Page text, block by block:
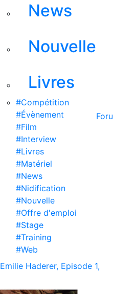
News
Nouvelle
Livres
#Compétition
#Évènement
#Film
#Interview
#Livres
#Matériel
#News
#Nidification
#Nouvelle
#Offre d'emploi
#Stage
#Training
#Web
Emilie Haderer, Episode 1,